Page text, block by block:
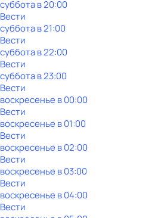
субботав20:00
Вести
субботав21:00
Вести
субботав22:00
Вести
субботав23:00
Вести
воскресенье в00:00
Вести
воскресенье в01:00
Вести
воскресенье в02:00
Вести
воскресенье в03:00
Вести
воскресенье в04:00
Вести